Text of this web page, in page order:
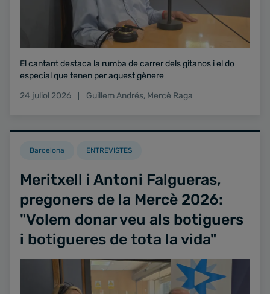
El cantant destaca la rumba de carrer dels gitanos i el do
especial que tenen per aquest gènere
24 juliol 2026
Guillem Andrés, Mercè Raga
Barcelona ENTREVISTES
Meritxell i Antoni Falgueras,
pregoners de la Mercè 2026:
"Volem donar veu als botiguers
i botigueres de tota la vida"